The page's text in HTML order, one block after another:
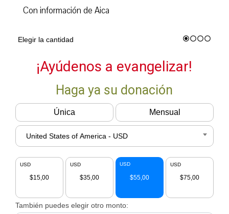
Con información de Aica